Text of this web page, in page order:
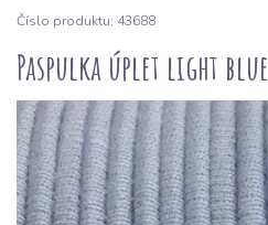
Číslo produktu: 43688
Paspulka úplet light blue